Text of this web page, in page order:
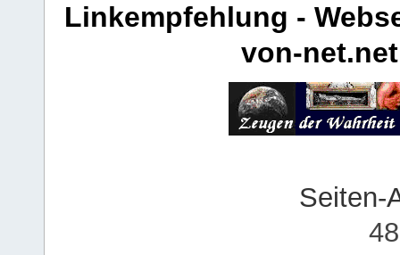
Linkempfehlung -
von-net.net
Seiten-